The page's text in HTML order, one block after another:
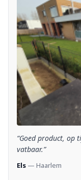
“Goed product, op
vatbaar.”
Els — Haarlem